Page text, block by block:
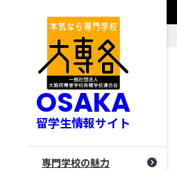
OSAKA
留学生情報サイト
専門学校の魅力